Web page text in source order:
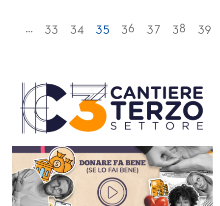
... 33 34 35 36 37 38 39